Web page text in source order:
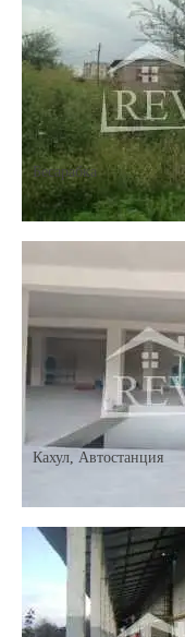
Бесарабка
Кахул Автостанция